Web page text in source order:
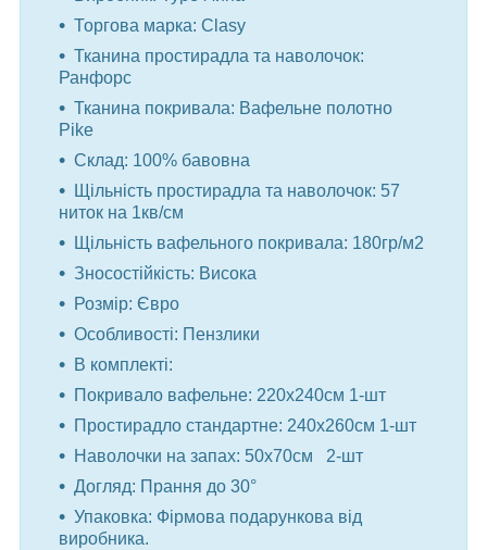
Торгова марка: Clasy
Тканина простирадла та наволочок:
Ранфорс
Тканина покривала: Вафельне полотно
Pike
Склад: 100% бавовна
Щільність простирадла та наволочок: 57
ниток на 1кв/см
Щільність вафельного покривала: 180гр/м2
Зносостійкість: Висока
Розмір: Євро
Особливості: Пензлики
В комплекті:
Покривало вафельне: 220x240см 1-шт
Простирадло стандартне: 240x260см 1-шт
Наволочки на запах: 50x70см 2-шт
Догляд: Прання до 30°
Упаковка: Фірмова подарункова від
виробника.